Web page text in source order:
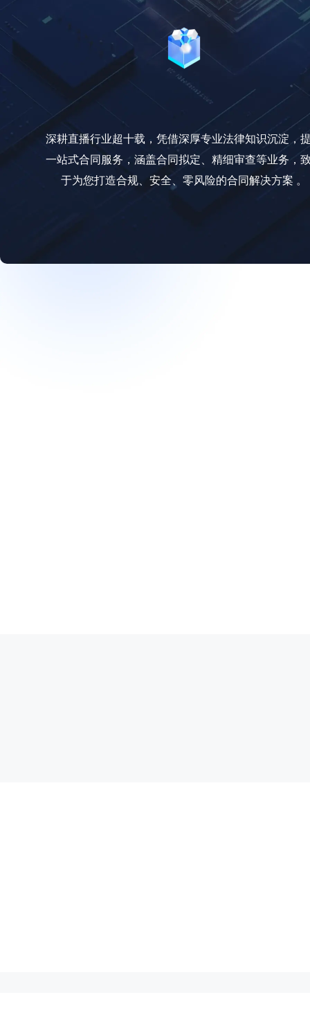
深耕直播行业超十载，凭借深厚专业法律知识沉淀，
一站式合同服务，涵盖合同拟定、精细审查等业务，
于为您打造合规、安全、零风险的合同解决方案 。